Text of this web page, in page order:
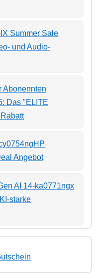
Summer Sale
und Audio-
Das "ELITE
HP
Angebot
starke